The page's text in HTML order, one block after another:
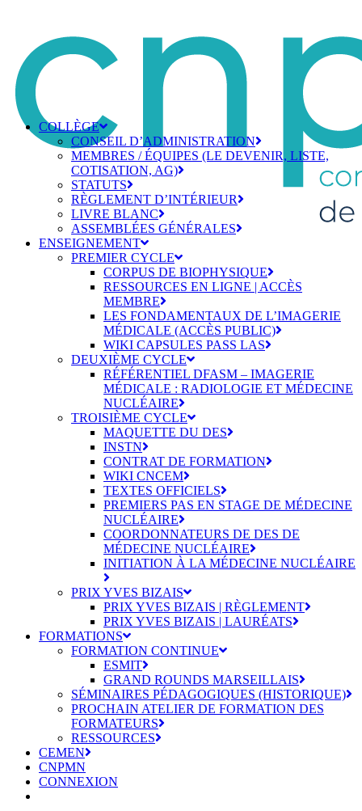
COLLÈGE
CONSEIL D’ADMINISTRATION
MEMBRES / ÉQUIPES (LE DEVENIR, LISTE,
COTISATION, AG)
STATUTS
RÈGLEMENT D’INTÉRIEUR
LIVRE BLANC
ASSEMBLÉES GÉNÉRALES
ENSEIGNEMENT
PREMIER CYCLE
CORPUS DE BIOPHYSIQUE
RESSOURCES EN LIGNE | ACCÈS
MEMBRE
LES FONDAMENTAUX DE L’IMAGERIE
MÉDICALE (ACCÈS PUBLIC)
WIKI CAPSULES PASS LAS
DEUXIÈME CYCLE
RÉFÉRENTIEL DFASM – IMAGERIE
MÉDICALE : RADIOLOGIE ET MÉDECINE
NUCLÉAIRE
TROISIÈME CYCLE
MAQUETTE DU DES
INSTN
CONTRAT DE FORMATION
WIKI CNCEM
TEXTES OFFICIELS
PREMIERS PAS EN STAGE DE MÉDECINE
NUCLÉAIRE
COORDONNATEURS DE DES DE
MÉDECINE NUCLÉAIRE
INITIATION À LA MÉDECINE NUCLÉAIRE
PRIX YVES BIZAIS
PRIX YVES BIZAIS | RÈGLEMENT
PRIX YVES BIZAIS | LAURÉATS
FORMATIONS
FORMATION CONTINUE
ESMIT
GRAND ROUNDS MARSEILLAIS
SÉMINAIRES PÉDAGOGIQUES (HISTORIQUE)
PROCHAIN ATELIER DE FORMATION DES
FORMATEURS
RESSOURCES
CEMEN
CNPMN
CONNEXION